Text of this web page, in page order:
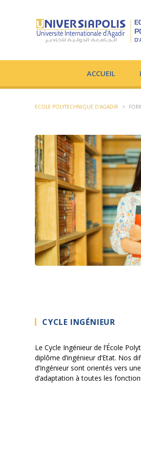
ACCUEIL
ECOLE POLYTECHNIQUE D'AGADIR >
CYCLE INGÉNIEUR
Le Cycle Ingénieur de l’École
diplôme d’ingénieur d’Etat. Nos
d’Ingénieur sont orientés vers
d’adaptation à toutes les